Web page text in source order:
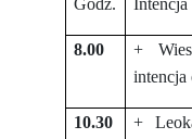
Godz. Intencja
8.00
+
intencja
10.30
+